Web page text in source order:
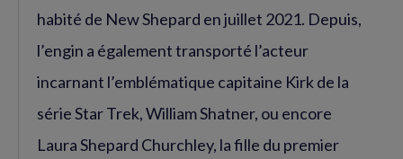
habité de New Shepard en juillet 2021. Depuis,
l’engin a également transporté l’acteur
incarnant l’emblématique capitaine Kirk de la
série Star Trek, William Shatner, ou encore
Laura Shepard Churchley, la fille du premier